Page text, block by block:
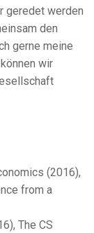
geredet werden
den
gerne meine
wir
(2016),
from a
The CS